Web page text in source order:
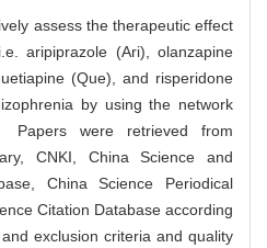
assess the therapeutic effect
aripiprazole (Ari), olanzapine
(Que), and risperidone
by using the network
Papers were retrieved from
CNKI, China Science and
China Science Periodical
Citation Database according
exclusion criteria and quality